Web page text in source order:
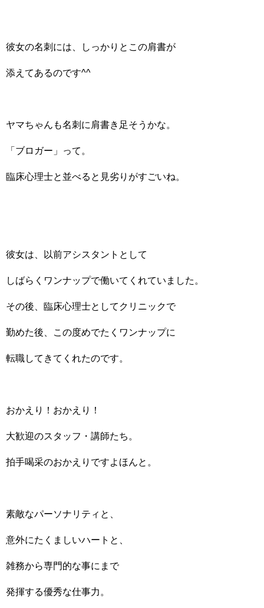
彼女の名刺には、しっかりとこの肩書が
添えてあるのです^^
ヤマちゃんも名刺に肩書き足そうかな。
「ブロガー」って。
臨床心理士と並べると見劣りがすごいね。
彼女は、以前アシスタントとして
しばらくワンナップで働いてくれていました。
その後、臨床心理士としてクリニックで
勤めた後、この度めでたくワンナップに
転職してきてくれたのです。
おかえり！おかえり！
大歓迎のスタッフ・講師たち。
拍手喝采のおかえりですよほんと。
素敵なパーソナリティと、
意外にたくましいハートと、
雑務から専門的な事にまで
発揮する優秀な仕事力。